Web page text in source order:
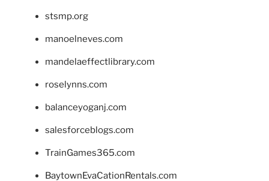
stsmp.org
manoelneves.com
mandelaeffectlibrary.com
roselynns.com
balanceyoganj.com
salesforceblogs.com
TrainGames365.com
BaytownEvaCationRentals.com